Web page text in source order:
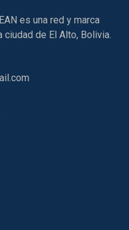
es una red y marca
de El Alto, Bolivia.